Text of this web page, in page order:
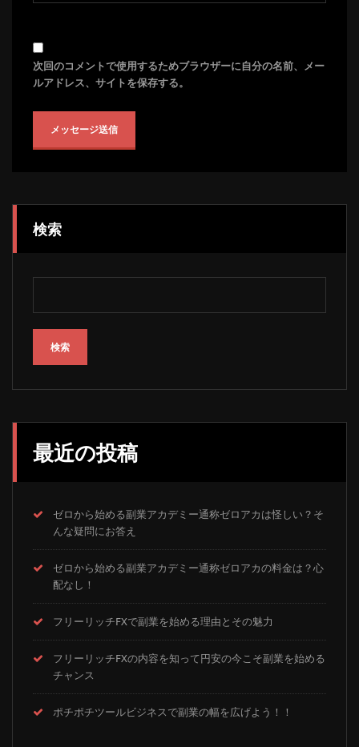
次回のコメントで使用するためブラウザーに自分の名前、メー
ルアドレス、サイトを保存する。
検索
検索
最近の投稿
ゼロから始める副業アカデミー通称ゼロアカは怪しい？そ
んな疑問にお答え
ゼロから始める副業アカデミー通称ゼロアカの料金は？心
配なし！
フリーリッチFXで副業を始める理由とその魅力
フリーリッチFXの内容を知って円安の今こそ副業を始める
チャンス
ポチポチツールビジネスで副業の幅を広げよう！！